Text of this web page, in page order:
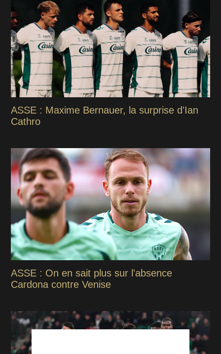
ASSE : Maxime Bernauer, la surprise d'Ian
Cathro
ASSE : On en sait plus sur l'absence
Cardona contre Venise